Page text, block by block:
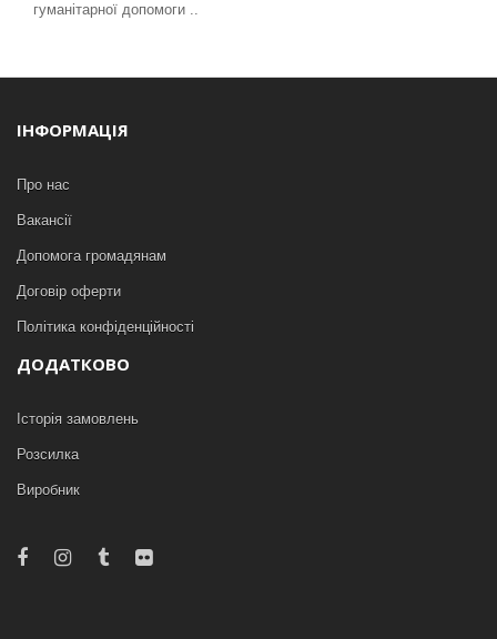
гуманітарної допомоги ..
ІНФОРМАЦІЯ
Про нас
Вакансії
Допомога громадянам
Договір оферти
Політика конфіденційності
ДОДАТКОВО
Історія замовлень
Розсилка
Виробник